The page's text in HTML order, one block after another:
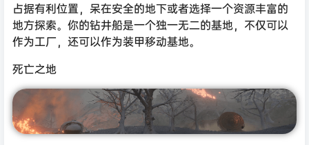
占据有利位置，呆在安全的地下或者选择一个资源丰富的
地方探索。你的钻井船是一个独一无二的基地，不仅可以
作为工厂，还可以作为装甲移动基地。
死亡之地